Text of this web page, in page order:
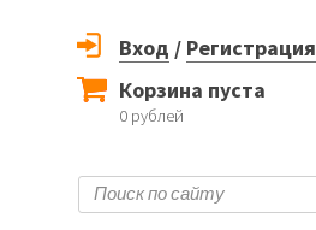
Вход / Регистрация
Корзина пуста
0 рублей